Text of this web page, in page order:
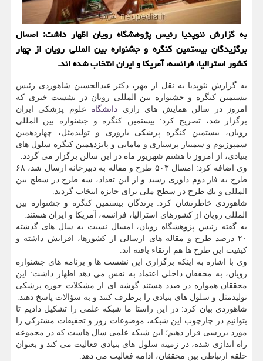
به گزارش نئوپدیا رئیس پژوهشگاه رویان اظهار داشت: امسال
برگزیدگان بیستمین كنگره و جشنواره بین المللی رویان از چهار
كشور استرالیا، فرانسه، آمریكا و ایران انتخاب شده اند.
به گزارش نئوپدیا به نقل از مهر، دكتر عبدالحسین شاهوردی رئیس
بیستمین كنگره و جشنواره بین المللی رویان در نشست خبری كه
امروز در سالن همایش های رازی دانشگاه علوم پزشكی ایران
برگزار شد، تصریح كرد: بیستمین كنگره و جشنواره بین المللی
رویان، بیستمین كنگره پزشكی باروری و تولیدمثل، چهاردهمین
سمپوزیوم و سمینار پرستاری و مامایی و پانزدهمین كنگره سلول های
بنیادی، از امروز تا هشتم شهریور ماه در این سالن برگزار می گردد.
وی اضافه كرد: امسال ۵۰۳ طرح و مقاله به دبیرخانه ارسال شد، ۶۸
طرح به فاز دوم داوری رسید و از این تعداد، سه طرح در سطح بین
المللی و یك طرح در سطح ملی برای جایزه انتخاب گردید.
شاهوردی خاطرنشان كرد: برندگان بیستمین كنگره و جشنواره بین
المللی رویان از كشورهای استرالیا، فرانسه، آمریكا و ایران هستند.
به گفته رئیس پژوهشگاه رویان، امسال نسبت به سال های گذشته
۲۰ درصد طرح و مقاله های ارسالی از كشورها، افزایش داشته و
كیفیت این طرح ها هم ارتقاء یافته اند.
وی با اشاره به اینكه برگزاری این نشست ها و برنامه های جشنواره
رویان، به محققان داخلی اعتماد به نفس می دهد اظهار داشت: این
محققان همواره در صدد هستند گوشه ای از مشكلات حوزه پزشكی
تولیدمثل و سلول های بنیادی را برطرف كنند و به سؤالات پاسخ دهند.
شاهوردی بیان كرد: در این راستا ما شبكه علمی را تشكیل دادیم تا
بتوانیم در چارچوب این شبكه، موضوعات روز و تحقیقات مشتركی را
مورد بررسی قرار دهیم؛ این شبكه علمی سال هاست كه در مجموعه
راه اندازی شده، در زمینه سلول های بنیادی فعالیت می كند و بعنوان
حلقه ارتباطی بین محققان، ادامه فعالیت می دهد.